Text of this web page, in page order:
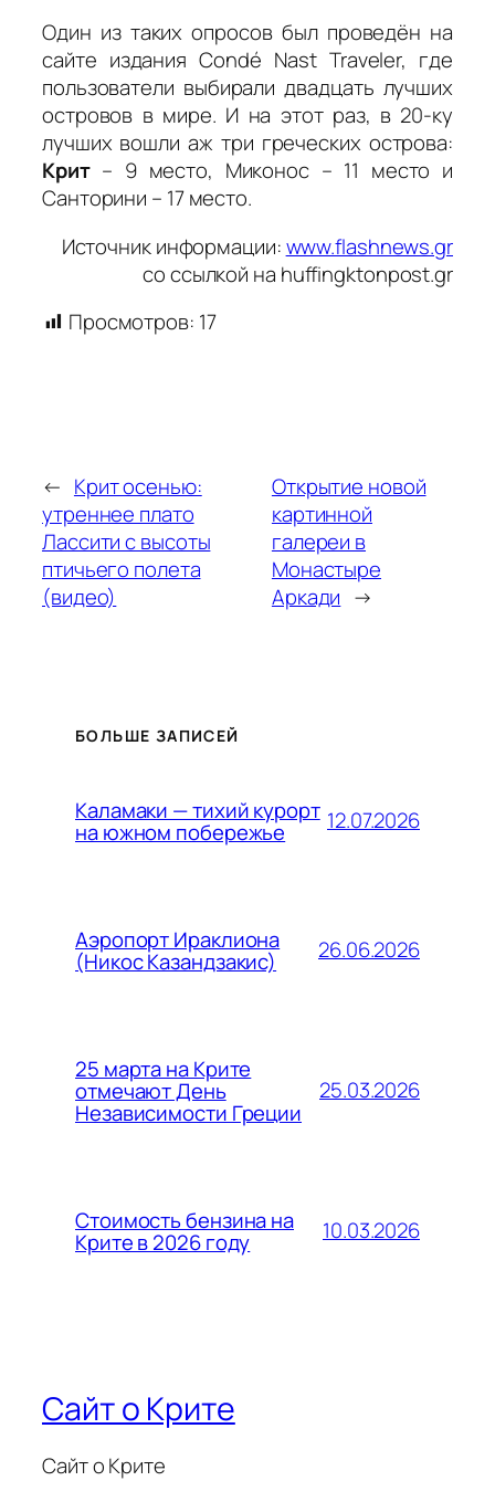
Один из таких опросов был проведён на
сайте издания Condé Nast Traveler, где
пользователи выбирали двадцать лучших
островов в мире. И на этот раз, в 20-ку
лучших вошли аж три греческих острова:
Крит– 9 место, Миконос – 11 место и
Санторини – 17 место.
Источник информации:www.flashnews.gr
со ссылкой на huffingktonpost.gr
Просмотров: 17
← Крит осенью:
утреннее плато
Лассити с высоты
птичьего полета
(видео)
Открытие новой
картинной
галереи в
Монастыре
Аркади →
БОЛЬШЕ ЗАПИСЕЙ
Каламаки — тихий курорт
на южном побережье 12.07.2026
Аэропорт Ираклиона
(Никос Казандзакис) 26.06.2026
25 марта на Крите
отмечают День
Независимости Греции
25.03.2026
Стоимость бензина на
Крите в 2026 году 10.03.2026
Сайт о Крите
Сайт о Крите